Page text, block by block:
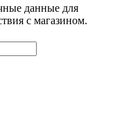
данные для
с магазином.